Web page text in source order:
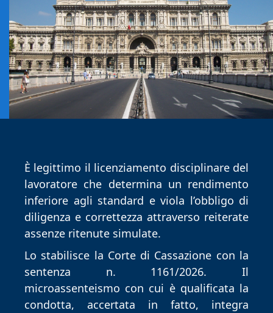
È legittimo il licenziamento disciplinare del
lavoratore che determina un rendimento
inferiore agli standard e viola l’obbligo di
diligenza e correttezza attraverso reiterate
assenze ritenute simulate.
Lo stabilisce la Corte di Cassazione con la
sentenza n. 1161/2026. Il
microassenteismo con cui è qualificata la
condotta, accertata in fatto, integra